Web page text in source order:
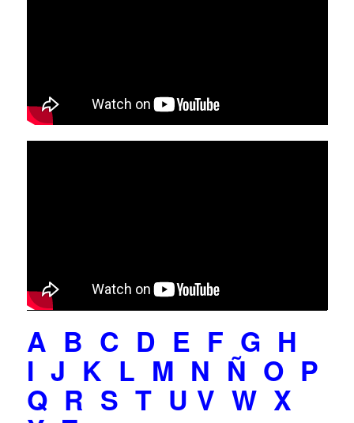
A B C D E F G H
I J K L M N Ñ O P
Q R S T U V W X